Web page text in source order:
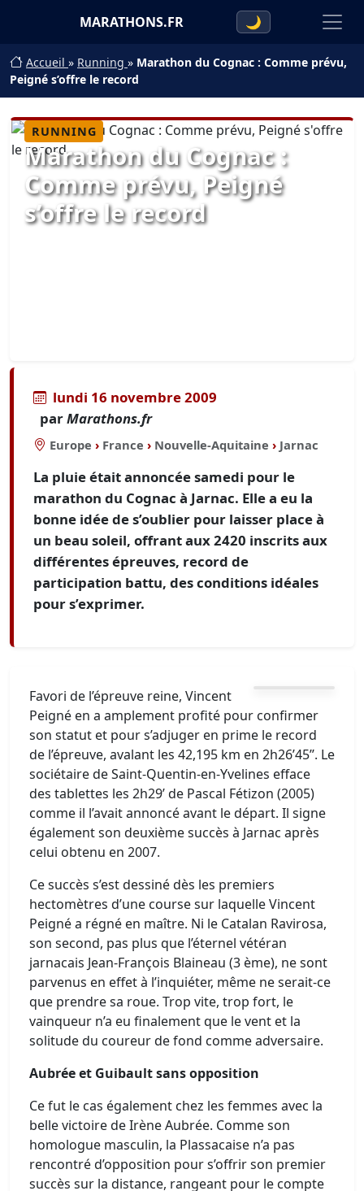
MARATHONS.FR 🌙
Accueil » Running » Marathon du Cognac : Comme prévu,
Peigné s’offre le record
RUNNING
Marathon du Cognac :
Comme prévu, Peigné
s’offre le record
lundi 16 novembre 2009
parMarathons.fr
Europe › France › Nouvelle-Aquitaine › Jarnac
La pluie était annoncée samedi pour le
marathon du Cognac à Jarnac. Elle a eu la
bonne idée de s’oublier pour laisser place à
un beau soleil, offrant aux 2420 inscrits aux
différentes épreuves, record de
participation battu, des conditions idéales
pour s’exprimer.
Favori de l’épreuve reine, Vincent
Peigné en a amplement profité pour confirmer
son statut et pour s’adjuger en prime le record
de l’épreuve, avalant les 42,195 km en 2h26’45’’. Le
sociétaire de Saint-Quentin-en-Yvelines efface
des tablettes les 2h29’ de Pascal Fétizon (2005)
comme il l’avait annoncé avant le départ. Il signe
également son deuxième succès à Jarnac après
celui obtenu en 2007.
Ce succès s’est dessiné dès les premiers
hectomètres d’une course sur laquelle Vincent
Peigné a régné en maître. Ni le Catalan Ravirosa,
son second, pas plus que l’éternel vétéran
jarnacais Jean-François Blaineau (3 ème), ne sont
parvenus en effet à l’inquiéter, même ne serait-ce
que prendre sa roue. Trop vite, trop fort, le
vainqueur n’a eu finalement que le vent et la
solitude du coureur de fond comme adversaire.
Aubrée et Guibault sans opposition
Ce fut le cas également chez les femmes avec la
belle victoire de Irène Aubrée. Comme son
homologue masculin, la Plassacaise n’a pas
rencontré d’opposition pour s’offrir son premier
succès sur la distance, rangeant pour le compte